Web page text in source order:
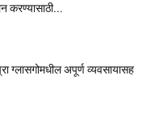
करण्यासाठी...
ग्लासगोमधील अपूर्ण व्यवसायासह